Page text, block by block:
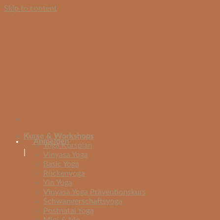
Skip to content
Kurse & Workshops
Yoga Kursplan
Vinyasa Yoga
Basic Yoga
Rückenyoga
Yin Yoga
Vinyasa Yoga Präventionskurs
Schwangerschaftsyoga
Postnatal Yoga
Anmelden